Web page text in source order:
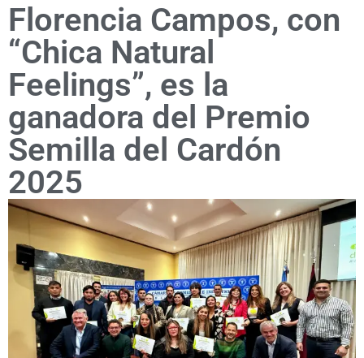
Florencia Campos, con
“Chica Natural
Feelings”, es la
ganadora del Premio
Semilla del Cardón
2025